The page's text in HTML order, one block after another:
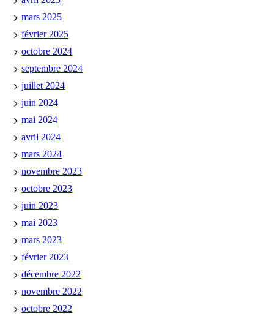
mars 2025
février 2025
octobre 2024
septembre 2024
juillet 2024
juin 2024
mai 2024
avril 2024
mars 2024
novembre 2023
octobre 2023
juin 2023
mai 2023
mars 2023
février 2023
décembre 2022
novembre 2022
octobre 2022